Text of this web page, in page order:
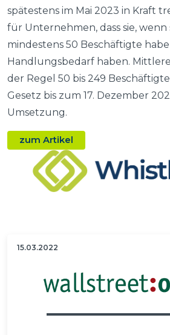
spätestens im Mai 2023 in Kraft
für Unternehmen, dass sie, wenn
mindestens 50 Beschäftigte
Handlungsbedarf haben.
der Regel 50 bis 249
Gesetz bis zum 17. Dezember
Umsetzung.
zum Artikel
15.03.2022